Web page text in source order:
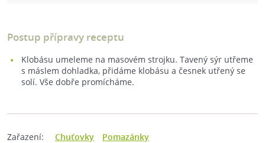
Postup přípravy receptu
Klobásu umeleme na masovém strojku. Tavený sýr utřeme
s máslem dohladka, přidáme klobásu a česnek utřený se
solí. Vše dobře promícháme.
Zařazení: Chuťovky Pomazánky